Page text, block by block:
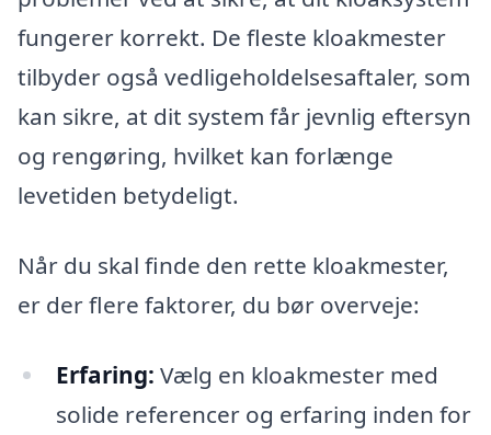
fungerer korrekt. De fleste kloakmester
tilbyder også vedligeholdelsesaftaler, som
kan sikre, at dit system får jevnlig eftersyn
og rengøring, hvilket kan forlænge
levetiden betydeligt.
Når du skal finde den rette kloakmester,
er der flere faktorer, du bør overveje:
Erfaring: Vælg en kloakmester med
solide referencer og erfaring inden for